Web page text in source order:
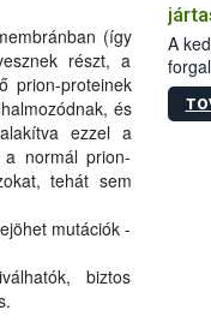
(így
részt, a
prion-proteinek
és
ezzel a
a normál prion-
tehát sem
mutációk -
biztos
A